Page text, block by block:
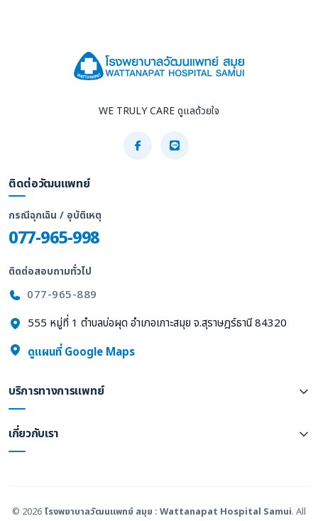
WE TRULY CARE ดูแลด้วยใจ
ติดต่อวัฒนแพทย์
กรณีฉุกเฉิน / อุบัติเหตุ
077-965-998
ติดต่อสอบถามทั่วไป
077-965-889
555 หมู่ที่ 1 ตำบลบ่อผุด อำเภอเกาะสมุย จ.สุราษฎร์ธานี 84320
ดูแผนที่ Google Maps
บริการทางการแพทย์
เกี่ยวกับเรา
© 2026 โรงพยาบาลวัฒนแพทย์ สมุย : Wattanapat Hospital Samui. All